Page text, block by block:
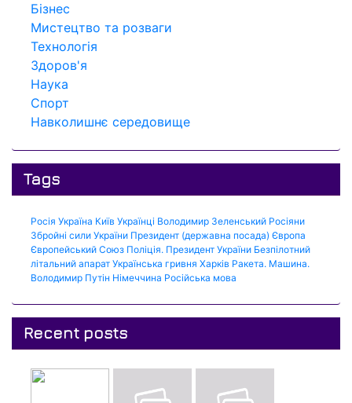
Бізнес
Мистецтво та розваги
Технологія
Здоров'я
Наука
Спорт
Навколишнє середовище
Tags
Росія Україна Київ Українці Володимир Зеленський Росіяни
Збройні сили України Президент (державна посада) Європа
Європейський Союз Поліція. Президент України Безпілотний
літальний апарат Українська гривня Харків Ракета. Машина.
Володимир Путін Німеччина Російська мова
Recent posts